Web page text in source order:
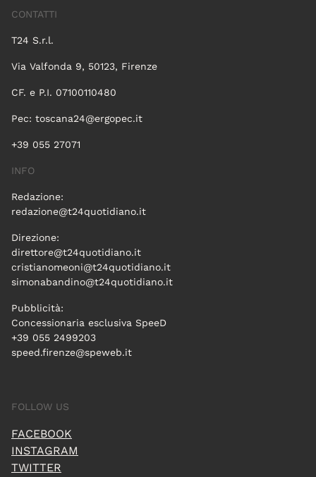
CONTATTI
T24 S.r.l.
Via Valfonda 9, 50123, Firenze
CF. e P.I. 07100110480
Pec: toscana24@ergopec.it
+39 055 27071
INFO
Redazione:
redazione@t24quotidiano.it
Direzione:
direttore@t24quotidiano.it
cristianomeoni@t24quotidiano.it
simonabandino@t24quotidiano.it
Pubblicità:
Concessionaria esclusiva SpeeD
+39 055 2499203
speed.firenze@speweb.it
FOLLOW US
FACEBOOK
INSTAGRAM
TWITTER